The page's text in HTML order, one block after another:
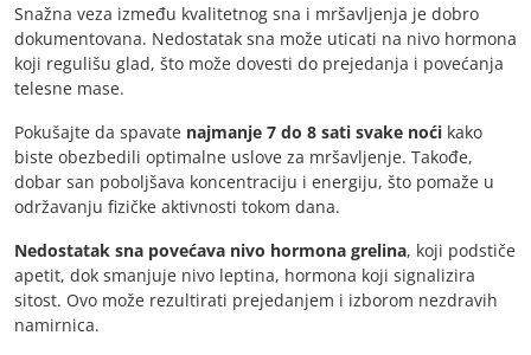
Snažna veza između kvalitetnog sna i mršavljenja je dobro
dokumentovana. Nedostatak sna može uticati na nivo hormona
koji regulišu glad, što može dovesti do prejedanja i povećanja
telesne mase.
Pokušajte da spavate najmanje 7 do 8 sati svake noći kako
biste obezbedili optimalne uslove za mršavljenje. Takođe,
dobar san poboljšava koncentraciju i energiju, što pomaže u
održavanju fizičke aktivnosti tokom dana.
Nedostatak sna povećava nivo hormona grelina, koji podstiče
apetit, dok smanjuje nivo leptina, hormona koji signalizira
sitost. Ovo može rezultirati prejedanjem i izborom nezdravih
namirnica.